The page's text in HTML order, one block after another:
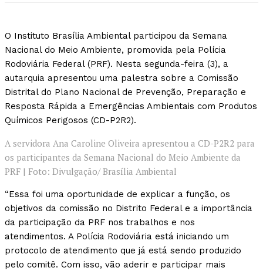
O Instituto Brasília Ambiental participou da Semana
Nacional do Meio Ambiente, promovida pela Polícia
Rodoviária Federal (PRF). Nesta segunda-feira (3), a
autarquia apresentou uma palestra sobre a Comissão
Distrital do Plano Nacional de Prevenção, Preparação e
Resposta Rápida a Emergências Ambientais com Produtos
Químicos Perigosos (CD-P2R2).
A servidora Ana Caroline Oliveira apresentou a CD-P2R2 para
os participantes da Semana Nacional do Meio Ambiente da
PRF | Foto: Divulgação/ Brasília Ambiental
“Essa foi uma oportunidade de explicar a função, os
objetivos da comissão no Distrito Federal e a importância
da participação da PRF nos trabalhos e nos
atendimentos. A Polícia Rodoviária está iniciando um
protocolo de atendimento que já está sendo produzido
pelo comitê. Com isso, vão aderir e participar mais